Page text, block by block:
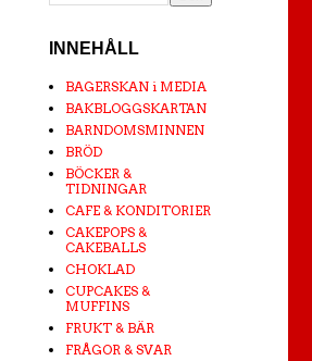
INNEHÅLL
BAGERSKAN i MEDIA
BAKBLOGGSKARTAN
BARNDOMSMINNEN
BRÖD
BÖCKER &
TIDNINGAR
CAFE & KONDITORIER
CAKEPOPS &
CAKEBALLS
CHOKLAD
CUPCAKES &
MUFFINS
FRUKT & BÄR
FRÅGOR & SVAR